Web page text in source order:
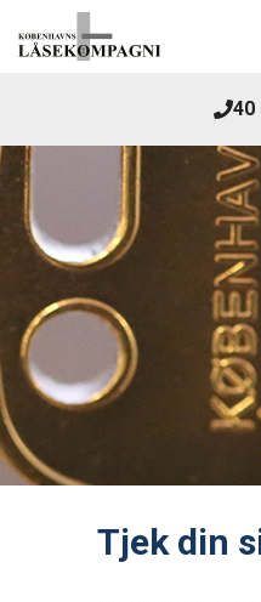
40
Tjek din